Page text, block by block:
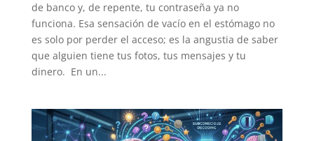
de banco y, de repente, tu contraseña ya no
funciona. Esa sensación de vacío en el estómago no
es solo por perder el acceso; es la angustia de saber
que alguien tiene tus fotos, tus mensajes y tu
dinero. En un...